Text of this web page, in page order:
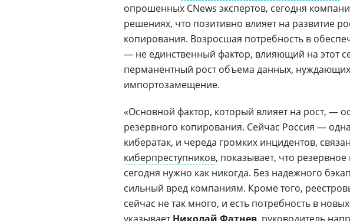
опрошенных CNews экспертов, сегодня
решениях, что позитивно влияет на развитие
копирования. Возросшая потребность в
— не единственный фактор, влияющий на этот
перманентный рост объема данных,
импортозамещение.
«Основной фактор, который влияет на рост, —
резервного копирования. Сейчас Россия —
кибератак, и череда громких инцидентов,
киберпреступников, показывает, что
сегодня нужно как никогда. Без надежного
сильный вред компаниям. Кроме того,
сейчас не так много, и есть потребность в